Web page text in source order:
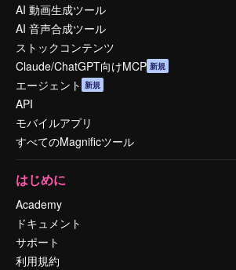
AI 動画生成ツール
AI 音声合成ツール
ストックコンテンツ
Claude/ChatGPT向けMCP 新規
エージェント 新規
API
モバイルアプリ
すべてのMagnificツール
はじめに
Academy
ドキュメント
サポート
利用規約